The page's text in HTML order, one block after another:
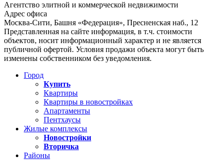
Агентство элитной и коммерческой недвижимости
Адрес офиса
Москва-Сити, Башня «Федерация», Пресненская наб., 12
Представленная на сайте информация, в т.ч. стоимости
объектов, носит информационный характер и не является
публичной офертой. Условия продажи объекта могут быть
изменены собственником без уведомления.
Город
Купить
Квартиры
Квартиры в новостройках
Апартаменты
Пентхаусы
Жилые комплексы
Новостройки
Вторичка
Районы